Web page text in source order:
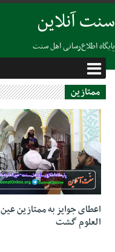
سنت آنلاین
پایگاه اطلاع‌رسانی اهل سنت
ممتازین
23 ژانویه 2020
اعطای جوایز به ممتازین عین
العلوم گشت